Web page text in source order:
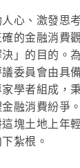
心、激發思
的金融消費
」的目的。
委員會由具
學者組成，
融消費紛爭
塊土地上年
紮根。